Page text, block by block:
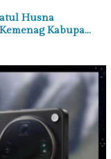
Husna
Kabupa…